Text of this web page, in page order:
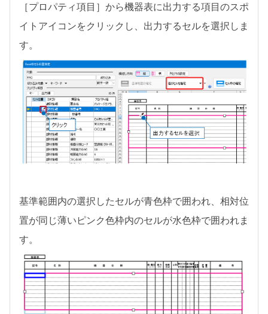
［プロパティ項目］から機器表に出力する項目のスポ
イトアイコンをクリックし、出力するセルを選択しま
す。
基準範囲内の選択したセルが青色枠で囲われ、相対位
置が同じ薄いピンク色枠内のセルが水色枠で囲われま
す。